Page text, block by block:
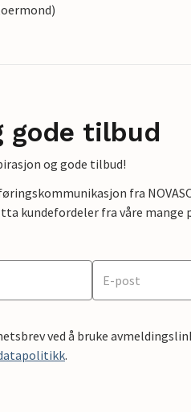
gode tilbud
og gode tilbud!
fra
kundefordeler fra våre
ved å bruke
.